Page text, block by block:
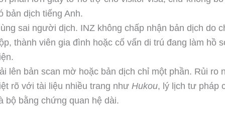
bản dịch tiếng Anh.
sai người dịch. INZ không chấp nhận bản dịch do
thành viên gia đình hoặc cố vấn di trú đang làm hồ
lên bản scan mờ hoặc bản dịch chỉ một phần. Rủi ro
rõ với tài liệu nhiều trang như Hukou, lý lịch tư pháp
bộ bằng chứng quan hệ dài.